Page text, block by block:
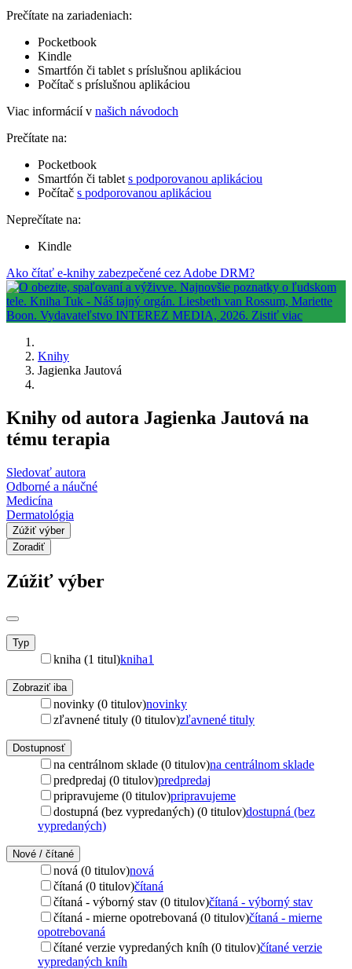
Prečítate na zariadeniach:
Pocketbook
Kindle
Smartfón či tablet s príslušnou aplikáciou
Počítač s príslušnou aplikáciou
Viac informácií v našich návodoch
Prečítate na:
Pocketbook
Smartfón či tablet s podporovanou aplikáciou
Počítač s podporovanou aplikáciou
Neprečítate na:
Kindle
Ako čítať e-knihy zabezpečené cez Adobe DRM?
Knihy
Jagienka Jautová
Knihy od autora Jagienka Jautová na
tému terapia
Sledovať autora
Odborné a náučné
Medicína
Dermatológia
Zúžiť výber
Zoradiť
Zúžiť výber
Typ
kniha (1 titul)kniha1
Zobraziť iba
novinky (0 titulov)novinky
zľavnené tituly (0 titulov)zľavnené tituly
Dostupnosť
na centrálnom sklade (0 titulov)na centrálnom sklade
predpredaj (0 titulov)predpredaj
pripravujeme (0 titulov)pripravujeme
dostupná (bez vypredaných) (0 titulov)dostupná (bez
vypredaných)
Nové / čítané
nová (0 titulov)nová
čítaná (0 titulov)čítaná
čítaná - výborný stav (0 titulov)čítaná - výborný stav
čítaná - mierne opotrebovaná (0 titulov)čítaná - mierne
opotrebovaná
čítané verzie vypredaných kníh (0 titulov)čítané verzie
vypredaných kníh